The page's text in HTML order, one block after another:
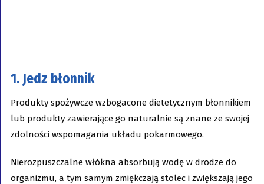
1. Jedz błonnik
Produkty spożywcze wzbogacone dietetycznym błonnikiem
lub produkty zawierające go naturalnie są znane ze swojej
zdolności wspomagania układu pokarmowego.
Nierozpuszczalne włókna absorbują wodę w drodze do
organizmu, a tym samym zmiękczają stolec i zwiększają jego